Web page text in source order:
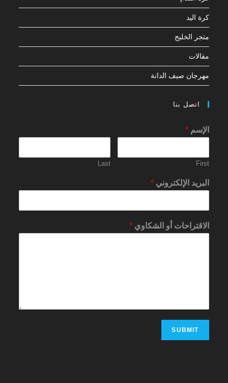
كرة اليد
متجر الخليج
مقالات
مهرجان صيف الدانة
اتصل بنا
الإسم*
First
Last
البريد الإلكتروني*
الاقتراحات أو الشكاوي*
SUBMIT